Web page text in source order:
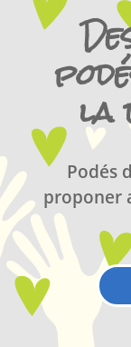
la
Podés
proponer